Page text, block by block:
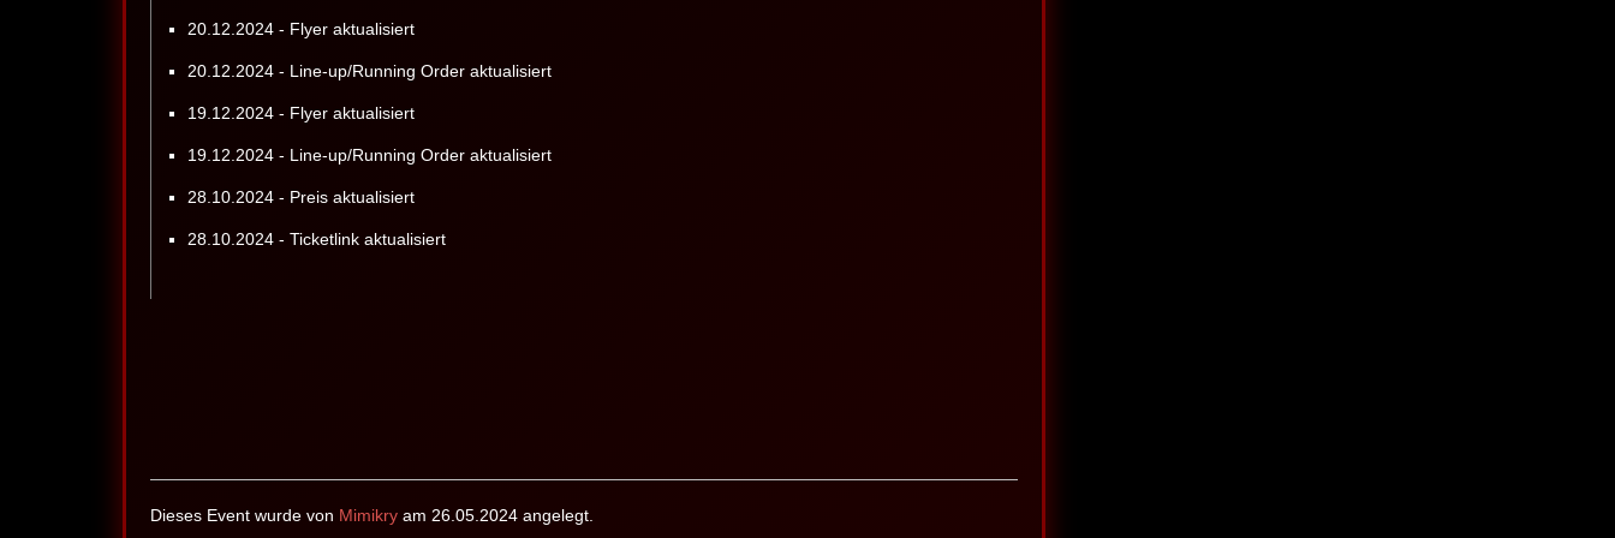
20.12.2024 - Flyer aktualisiert
20.12.2024 - Line-up/Running Order aktualisiert
19.12.2024 - Flyer aktualisiert
19.12.2024 - Line-up/Running Order aktualisiert
28.10.2024 - Preis aktualisiert
28.10.2024 - Ticketlink aktualisiert
Dieses Event wurde von Mimikry am 26.05.2024 angelegt.